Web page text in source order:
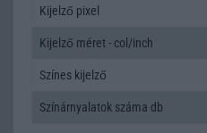
Kijelző pixel
Kijelző méret - col/inch
Színes kijelző
Színárnyalatok száma db